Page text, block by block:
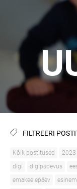
FILTREERI
Kõik postitused 2023
digi
digipädevus
emakeelepäev